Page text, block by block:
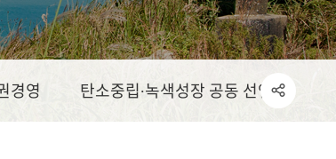
경영 탄소중립∙녹색성장 공동 선언문